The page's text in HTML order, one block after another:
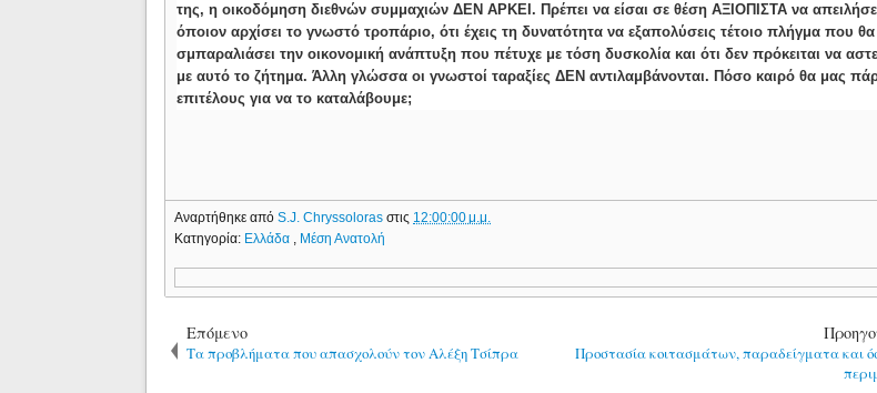
της, η οικοδόμηση διεθνών συμμαχιών ΔΕΝ ΑΡΚΕΙ. Πρέπει να είσαι σε θέση ΑΞΙΟΠΙΣΤΑ να
όποιον αρχίσει το γνωστό τροπάριο, ότι έχεις τη δυνατότητα να εξαπολύσεις τέτοιο πλήγμα που θα
σμπαραλιάσει την οικονομική ανάπτυξη που πέτυχε με τόση δυσκολία και ότι δεν πρόκειται να
με αυτό το ζήτημα. Άλλη γλώσσα οι γνωστοί ταραξίες ΔΕΝ αντιλαμβάνονται. Πόσο καιρό θα μας
επιτέλους για να το καταλάβουμε;
Αναρτήθηκε απόS.J. Chryssolorasστις 12:00:00 μ.μ.
Κατηγορία: Ελλάδα Μέση Ανατολή
Επόμενο
Τα προβλήματα που απασχολούν τον Αλέξη Τσίπρα
Προστασία κοιτασμάτων, παραδείγματα και